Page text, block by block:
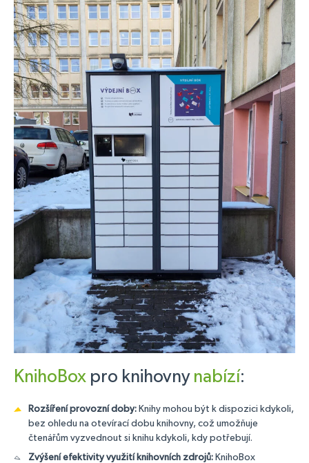
KnihoBox pro knihovny nabízí:
Rozšíření provozní doby: Knihy mohou být k dispozici kdykoli,
bez ohledu na otevírací dobu knihovny, což umožňuje
čtenářům vyzvednout si knihu kdykoli, kdy potřebují.
Zvýšení efektivity využití knihovních zdrojů: KnihoBox